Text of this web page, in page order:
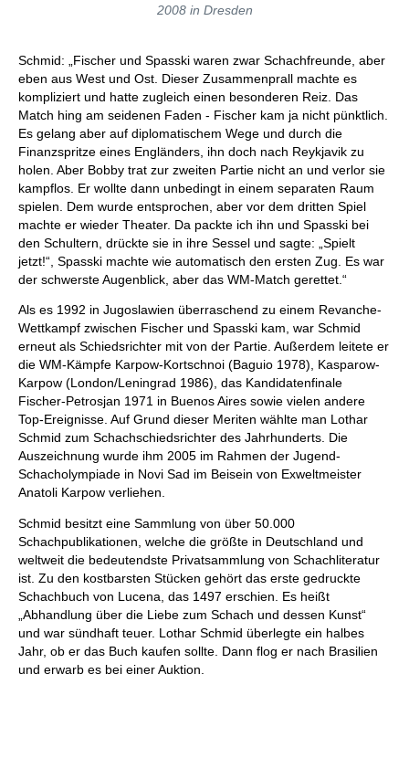
2008 in Dresden
Schmid: „Fischer und Spasski waren zwar Schachfreunde, aber
eben aus West und Ost. Dieser Zusammenprall machte es
kompliziert und hatte zugleich einen besonderen Reiz. Das
Match hing am seidenen Faden - Fischer kam ja nicht pünktlich.
Es gelang aber auf diplomatischem Wege und durch die
Finanzspritze eines Engländers, ihn doch nach Reykjavik zu
holen. Aber Bobby trat zur zweiten Partie nicht an und verlor sie
kampflos. Er wollte dann unbedingt in einem separaten Raum
spielen. Dem wurde entsprochen, aber vor dem dritten Spiel
machte er wieder Theater. Da packte ich ihn und Spasski bei
den Schultern, drückte sie in ihre Sessel und sagte: „Spielt
jetzt!“, Spasski machte wie automatisch den ersten Zug. Es war
der schwerste Augenblick, aber das WM-Match gerettet.“
Als es 1992 in Jugoslawien überraschend zu einem Revanche-
Wettkampf zwischen Fischer und Spasski kam, war Schmid
erneut als Schiedsrichter mit von der Partie. Außerdem leitete er
die WM-Kämpfe Karpow-Kortschnoi (Baguio 1978), Kasparow-
Karpow (London/Leningrad 1986), das Kandidatenfinale
Fischer-Petrosjan 1971 in Buenos Aires sowie vielen andere
Top-Ereignisse. Auf Grund dieser Meriten wählte man Lothar
Schmid zum Schachschiedsrichter des Jahrhunderts. Die
Auszeichnung wurde ihm 2005 im Rahmen der Jugend-
Schacholympiade in Novi Sad im Beisein von Exweltmeister
Anatoli Karpow verliehen.
Schmid besitzt eine Sammlung von über 50.000
Schachpublikationen, welche die größte in Deutschland und
weltweit die bedeutendste Privatsammlung von Schachliteratur
ist. Zu den kostbarsten Stücken gehört das erste gedruckte
Schachbuch von Lucena, das 1497 erschien. Es heißt
„Abhandlung über die Liebe zum Schach und dessen Kunst“
und war sündhaft teuer. Lothar Schmid überlegte ein halbes
Jahr, ob er das Buch kaufen sollte. Dann flog er nach Brasilien
und erwarb es bei einer Auktion.